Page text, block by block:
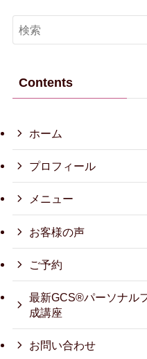
Contents
ホーム
プロフィール
メニュー
お客様の声
ご予約
最新GCS®パーソナル
成講座
お問い合わせ